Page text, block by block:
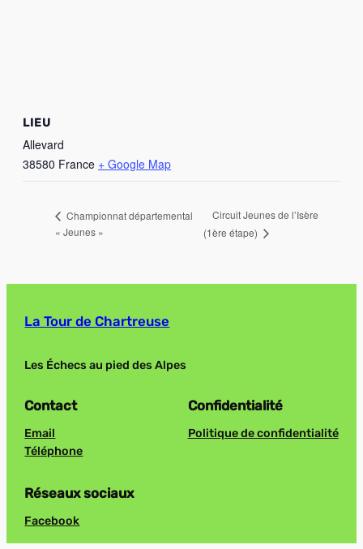
LIEU
Allevard
38580 France + Google Map
Championnat départemental
« Jeunes »
Circuit Jeunes de l’Isère
(1ère étape)
La Tour de Chartreuse
Les Échecs au pied des Alpes
Contact
Email
Téléphone
Confidentialité
Politique de confidentialité
Réseaux sociaux
Facebook